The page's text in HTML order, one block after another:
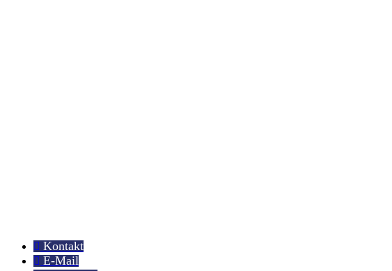
Kontakt
E-Mail